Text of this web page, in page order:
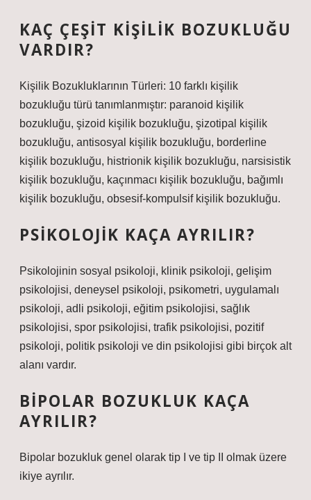
KAÇ ÇEŞIT KIŞILIK BOZUKLUĞU
VARDIR?
Kişilik Bozukluklarının Türleri: 10 farklı kişilik
bozukluğu türü tanımlanmıştır: paranoid kişilik
bozukluğu, şizoid kişilik bozukluğu, şizotipal kişilik
bozukluğu, antisosyal kişilik bozukluğu, borderline
kişilik bozukluğu, histrionik kişilik bozukluğu, narsisistik
kişilik bozukluğu, kaçınmacı kişilik bozukluğu, bağımlı
kişilik bozukluğu, obsesif-kompulsif kişilik bozukluğu.
PSIKOLOJIK KAÇA AYRILIR?
Psikolojinin sosyal psikoloji, klinik psikoloji, gelişim
psikolojisi, deneysel psikoloji, psikometri, uygulamalı
psikoloji, adli psikoloji, eğitim psikolojisi, sağlık
psikolojisi, spor psikolojisi, trafik psikolojisi, pozitif
psikoloji, politik psikoloji ve din psikolojisi gibi birçok alt
alanı vardır.
BIPOLAR BOZUKLUK KAÇA
AYRILIR?
Bipolar bozukluk genel olarak tip I ve tip II olmak üzere
ikiye ayrılır.